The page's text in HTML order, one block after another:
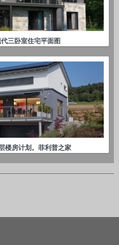
三卧室住宅平面图
楼房计划。菲利普之家